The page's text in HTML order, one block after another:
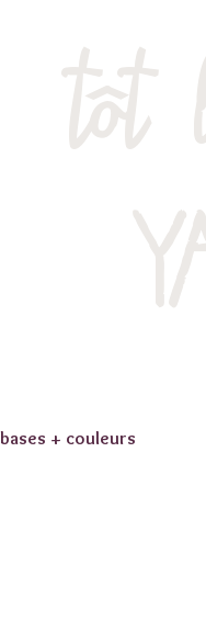
bases + couleurs